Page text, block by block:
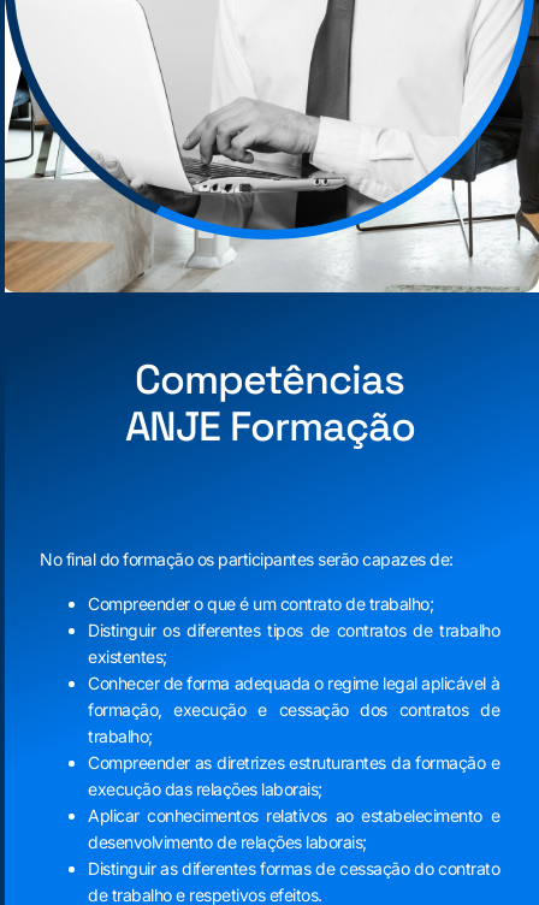
Competências
ANJE Formação
No final do formação os participantes serão capazes de:
Compreender o que é um contrato de trabalho;
Distinguir os diferentes tipos de contratos de trabalho
existentes;
Conhecer de forma adequada o regime legal aplicável à
formação, execução e cessação dos contratos de
trabalho;
Compreender as diretrizes estruturantes da formação e
execução das relações laborais;
Aplicar conhecimentos relativos ao estabelecimento e
desenvolvimento de relações laborais;
Distinguir as diferentes formas de cessação do contrato
de trabalho e respetivos efeitos.